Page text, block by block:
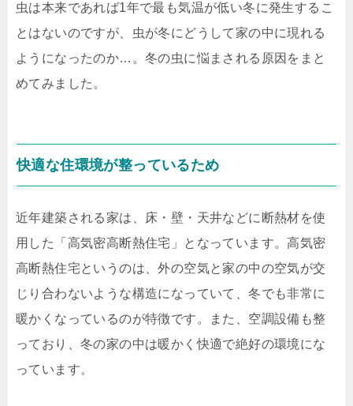
虫は本来であれば1年で最も気温が低い冬に発生するこ
とはないのですが、虫が冬にどうして家の中に現れる
ようになったのか…。冬の虫に悩まされる原因をまと
めてみました。
快適な住環境が整っているため
近年建築される家は、床・壁・天井などに断熱材を使
用した「高気密高断熱住宅」となっています。高気密
高断熱住宅というのは、外の空気と家の中の空気が交
じり合わないような構造になっていて、冬でも非常に
暖かくなっているのが特徴です。また、空調設備も整
っており、冬の家の中は暖かく快適で絶好の環境にな
っています。